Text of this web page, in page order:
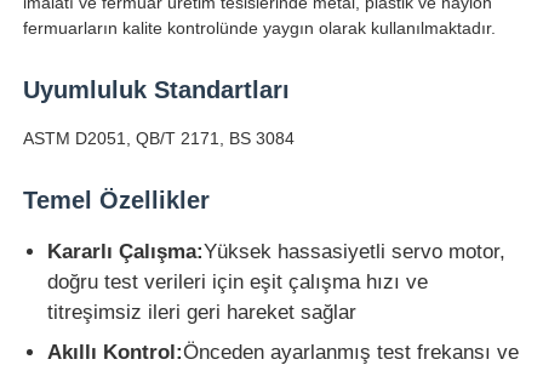
Teklif isteği
Laboratuvar Test Cihazları
Çevresel Test Odası
fermuarların kalite kontrolünde yaygın olarak kullanılmaktadır.
Uyumluluk Standartları
ASTM D2051, QB/T 2171, BS 3084
Temel Özellikler
Kararlı Çalışma:Yüksek hassasiyetli servo motor,
doğru test verileri için eşit çalışma hızı ve
titreşimsiz ileri geri hareket sağlar
Akıllı Kontrol:Önceden ayarlanmış test frekansı ve